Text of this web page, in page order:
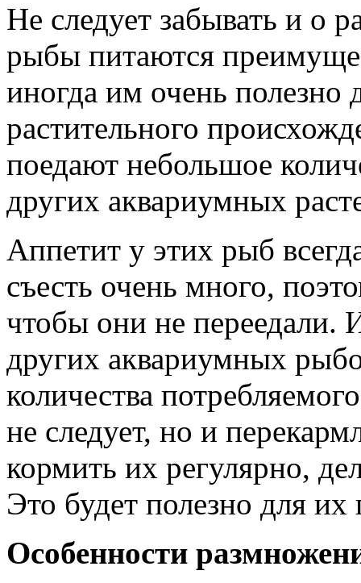
Не следует забывать и о
рыбы питаются
иногда им очень полезно
растительного
поедают небольшое
других аквариумных
Аппетит у этих рыб
съесть очень много,
чтобы они не переедали.
других аквариумных
количества
не следует, но и
кормить их регулярно,
Это будет полезно для
Особенности